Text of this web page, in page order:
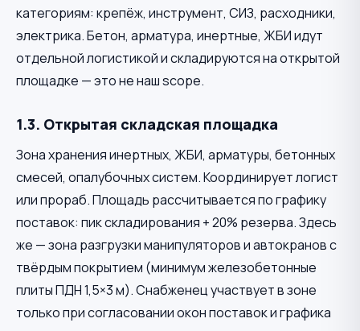
категориям: крепёж, инструмент, СИЗ, расходники,
электрика. Бетон, арматура, инертные, ЖБИ идут
отдельной логистикой и складируются на открытой
площадке — это не наш scope.
1.3. Открытая складская площадка
Зона хранения инертных, ЖБИ, арматуры, бетонных
смесей, опалубочных систем. Координирует логист
или прораб. Площадь рассчитывается по графику
поставок: пик складирования + 20% резерва. Здесь
же — зона разгрузки манипуляторов и автокранов с
твёрдым покрытием (минимум железобетонные
плиты ПДН 1,5×3 м). Снабженец участвует в зоне
только при согласовании окон поставок и графика